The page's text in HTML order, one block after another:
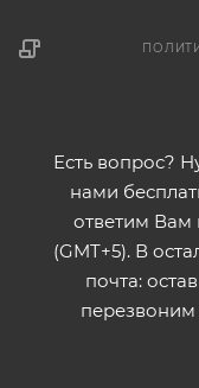
Есть вопрос?
нами
ответим Вам
(GMT+5). В
почта: